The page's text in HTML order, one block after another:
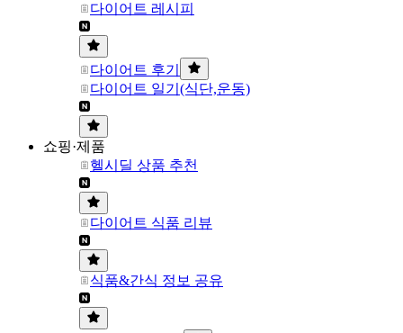
다이어트 레시피
다이어트 후기
다이어트 일기(식단,운동)
쇼핑·제품
헬시딜 상품 추천
다이어트 식품 리뷰
식품&간식 정보 공유